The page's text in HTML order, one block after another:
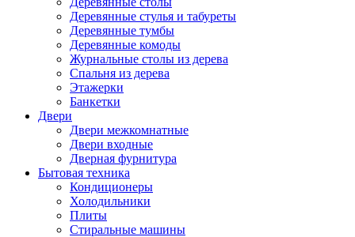
Деревянные стулья и табуреты
Деревянные тумбы
Деревянные комоды
Журнальные столы из дерева
Спальня из дерева
Этажерки
Банкетки
Двери
Двери межкомнатные
Двери входные
Дверная фурнитура
Бытовая техника
Кондиционеры
Холодильники
Плиты
Стиральные машины